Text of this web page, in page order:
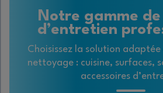
Notre gamme
d’entretien
Choisissez la solution adaptée
nettoyage : cuisine, surfaces,
accessoires